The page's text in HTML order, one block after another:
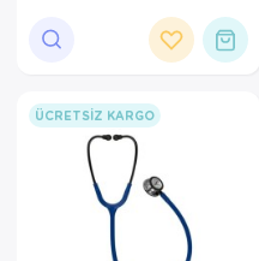
ÜCRETSIZ KARGO